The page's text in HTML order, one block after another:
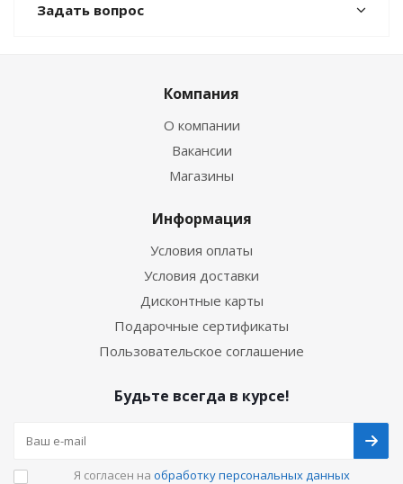
Задать вопрос
Компания
О компании
Вакансии
Магазины
Информация
Условия оплаты
Условия доставки
Дисконтные карты
Подарочные сертификаты
Пользовательское соглашение
Будьте всегда в курсе!
Я согласен на обработку персональных данных